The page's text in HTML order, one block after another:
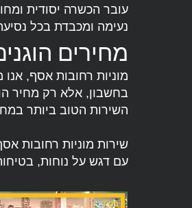
עובר הכשרה יסודית
נעימה ומכבדת בכל
מחירים
מוניות רחובות אסף,
בחשבון, אלא רק מחיר
השירות הטוב ביותר
עם דגש על נוחות,